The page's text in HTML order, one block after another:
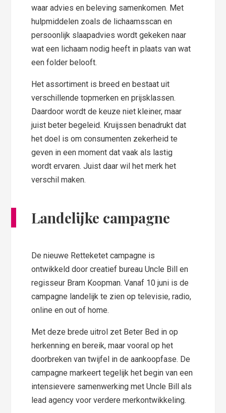
waar advies en beleving samenkomen. Met
hulpmiddelen zoals de lichaamsscan en
persoonlijk slaapadvies wordt gekeken naar
wat een lichaam nodig heeft in plaats van wat
een folder belooft.
Het assortiment is breed en bestaat uit
verschillende topmerken en prijsklassen.
Daardoor wordt de keuze niet kleiner, maar
juist beter begeleid. Kruijssen benadrukt dat
het doel is om consumenten zekerheid te
geven in een moment dat vaak als lastig
wordt ervaren. Juist daar wil het merk het
verschil maken.
Landelijke campagne
De nieuwe Retteketet campagne is
ontwikkeld door creatief bureau Uncle Bill en
regisseur Bram Koopman. Vanaf 10 juni is de
campagne landelijk te zien op televisie, radio,
online en out of home.
Met deze brede uitrol zet Beter Bed in op
herkenning en bereik, maar vooral op het
doorbreken van twijfel in de aankoopfase. De
campagne markeert tegelijk het begin van een
intensievere samenwerking met Uncle Bill als
lead agency voor verdere merkontwikkeling.